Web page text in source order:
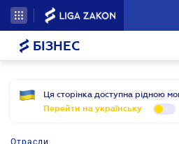
БІЗНЕС
Ця сторінка доступна рідною
Перейти на українську
Отрасли